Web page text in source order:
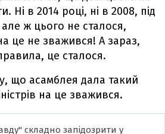
Ні в 2014 році, ні в 2008, під
але ж цього не сталося,
на це не зважився! А зараз,
це сталося.
що асамблея дала такий
на це зважився.
складно запідозрити у